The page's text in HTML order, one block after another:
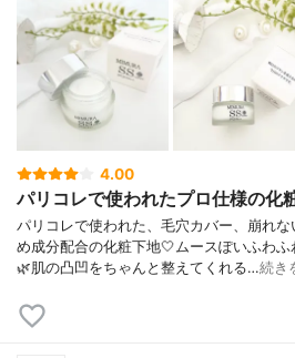
4.00
パリコレで使われたプロ仕様の化
パリコレで使われた、毛穴カバー、崩れ
め成分配合の化粧下地🤍ムースぽいふわ
🌿肌の凸凹をちゃんと整えてくれる…続き